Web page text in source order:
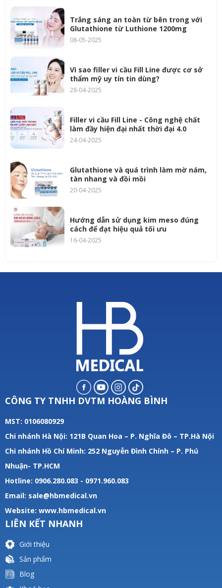
Trắng sáng an toàn từ bên trong với
Glutathione từ Luthione 1200mg
08-05-2025
Vì sao filler vi cầu Fill Line được cơ sở
thẩm mỹ uy tín tin dùng?
28-04-2025
Filler vi cầu Fill Line - Công nghệ chất
làm đầy hiện đại nhất thời đại 4.0
24-04-2025
Glutathione và quá trình làm mờ nám,
tàn nhang và đồi mồi
20-04-2025
Hướng dẫn sử dụng kim meso đúng
cách để đạt hiệu quả tối ưu
16-04-2025
CÔNG TY TNHH DVTM HOÀNG BÌNH
MST: 0106080929
Chi nhánh Hà Nội: 121B Quan Hoa – P. Nghĩa Đô – TP.Hà Nội
Chi nhánh Hồ Chí Minh: 252 Nguyễn Đình Chính – P. Phú
Nhuận- TP.HCM
Hotline: 0906.280.083 - 0971.960.083
Email: sale@hbmedical.vn
Website: www.hbmedical.vn
LIÊN KẾT NHANH
Giới thiệu
Sản phẩm
Blog